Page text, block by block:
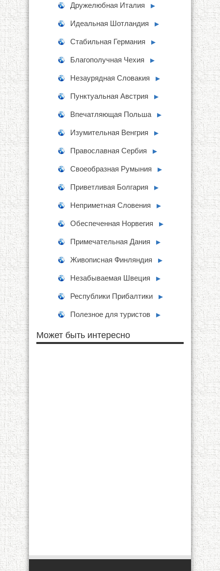
Дружелюбная Италия ►
Идеальная Шотландия ►
Стабильная Германия ►
Благополучная Чехия ►
Незаурядная Словакия ►
Пунктуальная Австрия ►
Впечатляющая Польша ►
Изумительная Венгрия ►
Православная Сербия ►
Своеобразная Румыния ►
Приветливая Болгария ►
Неприметная Словения ►
Обеспеченная Норвегия ►
Примечательная Дания ►
Живописная Финляндия ►
Незабываемая Швеция ►
Республики Прибалтики ►
Полезное для туристов ►
Может быть интересно